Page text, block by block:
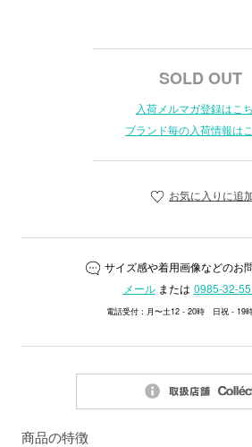
SOLD OUT
入荷メルマガ登録はこ
ブランド毎の入荷情報は
お気に入りに追
サイズ感や着用画像などのお
メールまたは 0985-32-
電話受付：月〜土12 - 20時 日祝 - 19
商品の特徴